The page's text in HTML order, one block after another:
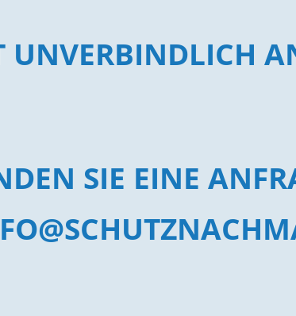
UNVERBINDLICH
SIE EINE